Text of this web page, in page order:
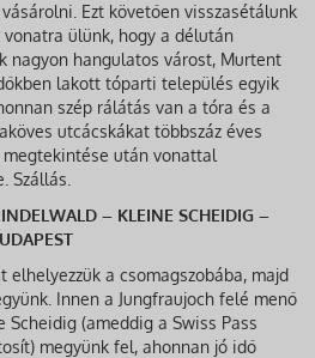
Ezt követően visszasétálunk
ülünk, hogy a délután
nagyon hangulatos várost, Murtent
lakott tóparti település egyik
szép rálátás van a tóra és a
utcácskákat többszáz éves
megtekintése után vonattal
Szállás.
– KLEINE SCHEIDIG –
elhelyezzük a csomagszobába, majd
Innen a Jungfraujoch felé menő
(ameddig a Swiss Pass
megyünk fel, ahonnan jó idő